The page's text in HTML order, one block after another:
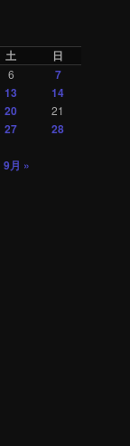
土
日
6
7
13
14
20 21
27
28
9月 »